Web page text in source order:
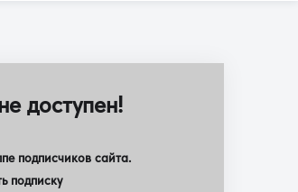
доступен!
подписчиков сайта.
подписку